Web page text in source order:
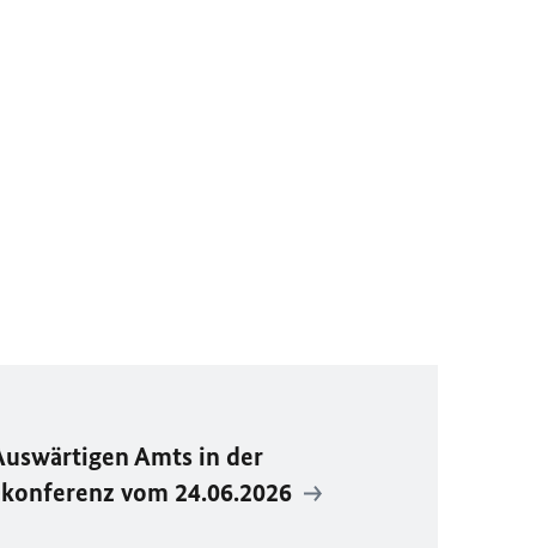
Amts in der
vom 24.06.2026